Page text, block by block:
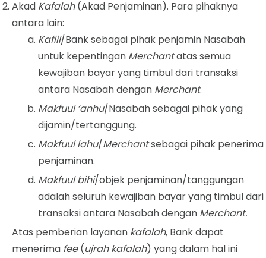
Akad Kafalah(Akad Penjaminan). Para pihaknya
antara lain:
Kafiil/Bank sebagai pihak penjamin Nasabah
untuk kepentingan Merchantatas semua
kewajiban bayar yang timbul dari transaksi
antara Nasabah dengan Merchant.
Makfuul ‘anhu/Nasabah sebagai pihak yang
dijamin/tertanggung.
Makfuul lahu/Merchantsebagai pihak penerima
penjaminan.
Makfuul bihi/objek penjaminan/tanggungan
adalah seluruh kewajiban bayar yang timbul dari
transaksi antara Nasabah dengan Merchant.
Atas pemberian layanan kafalah, Bank dapat
menerima fee(ujrah kafalah) yang dalam hal ini